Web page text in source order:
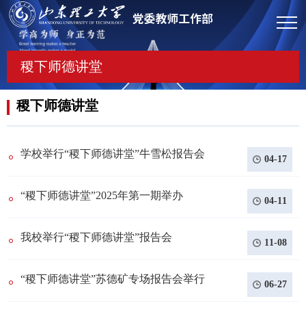
稷下师德讲堂
稷下师德讲堂
学校举行“稷下师德讲堂”牛雪松报告会 04-17
“稷下师德讲堂”2025年第一期举办 04-11
我校举行“稷下师德讲堂”报告会 11-08
“稷下师德讲堂”苏德矿专场报告会举行 06-27